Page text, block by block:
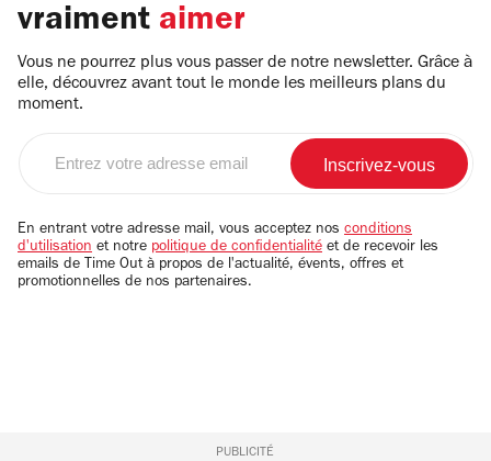
vraiment aimer
Vous ne pourrez plus vous passer de notre newsletter. Grâce à
elle, découvrez avant tout le monde les meilleurs plans du
moment.
email
En entrant votre adresse mail, vous acceptez nos conditions
d'utilisation et notre politique de confidentialité et de recevoir les
emails de Time Out à propos de l'actualité, évents, offres et
promotionnelles de nos partenaires.
PUBLICITÉ